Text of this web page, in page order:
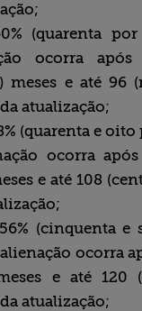
(quarenta por
ocorra
meses e até 96
atualização;
(quarenta e oito
ocorra
e até 108
(cinquenta e
ocorra
e até 120
atualização;